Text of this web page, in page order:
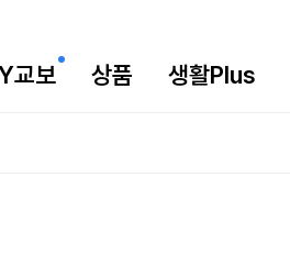
교보 상품 생활Plus